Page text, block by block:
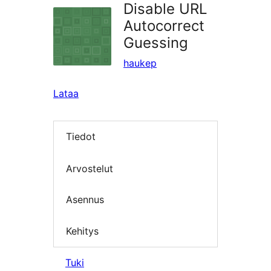
Disable URL
Autocorrect
Guessing
haukep
Lataa
Tiedot
Arvostelut
Asennus
Kehitys
Tuki